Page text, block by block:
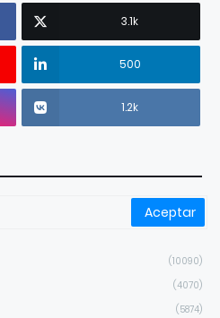
3.1k
500
1.2k
(10090)
(4070)
(5874)